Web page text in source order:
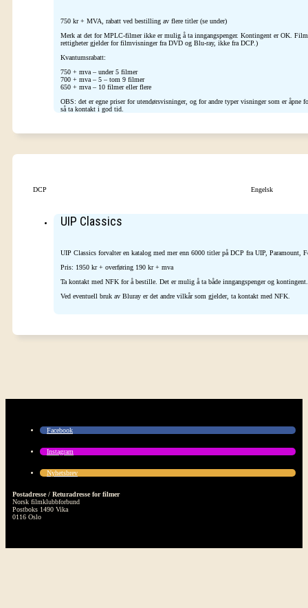
750 kr + MVA, rabatt ved bestilling av flere titler (se under)
Merk at det for MPLC-filmer ikke er mulig å ta inngangspenger. Kontingent er OK.
rettigheter gjelder for filmvisninger fra DVD og Blu-ray, ikke fra DCP.)
Kvantumsrabatt:
750 + mva – under 5 filmer
700 + mva – 5 – tom 9 filmer
650 + mva – 10 filmer eller flere
OBS: det er egne priser for utendørsvisninger, og for andre typer visninger som er
så ta kontakt i god tid.
DCP Engelsk
UIP Classics
UIP Classics forvalter en katalog med mer enn 6000 titler på DCP fra UIP,
Pris: 1950 kr + overføring 190 kr + mva
Ta kontakt med NFK for å bestille. Det er mulig å ta både inngangspenger og kontingent.
Ved eventuell bruk av Bluray er det andre vilkår som gjelder, ta kontakt med NFK.
Facebook
Instagram
Nyhetsbrev
Postadresse / Returadresse for filmer
Norsk filmklubbforbund
Postboks 1490 Vika
0116 Oslo